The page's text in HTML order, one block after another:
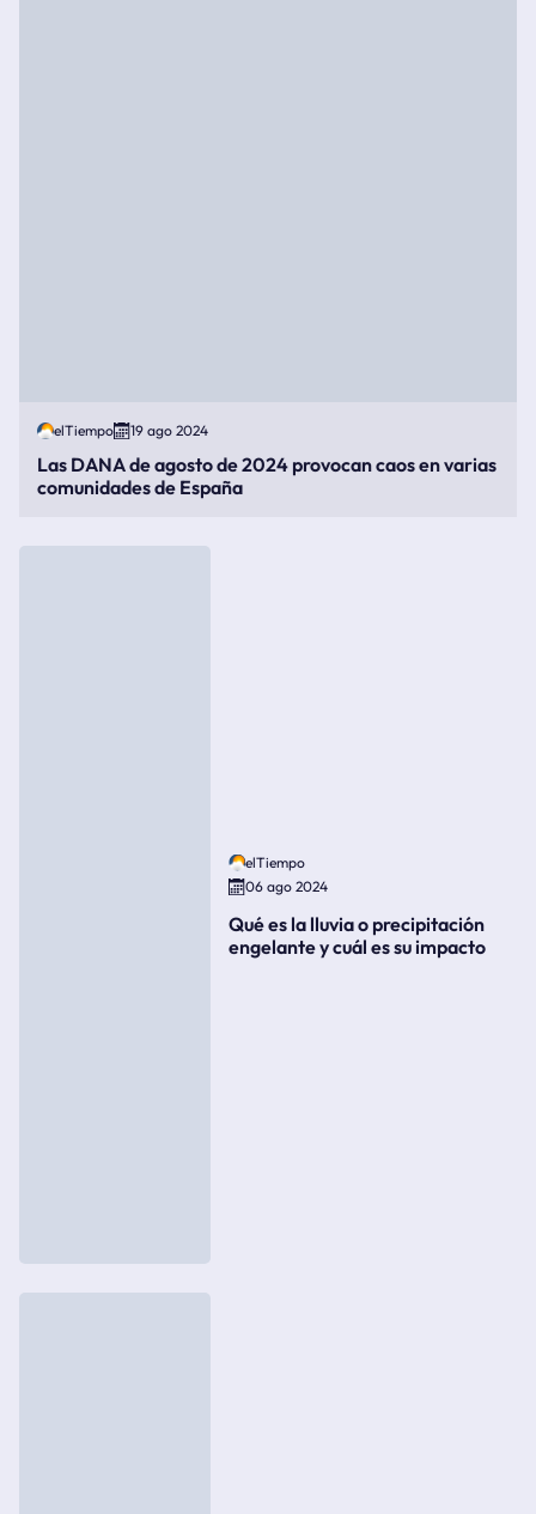
elTiempo 19 ago 2024
Las DANA de agosto de 2024 provocan caos en varias
comunidades de España
elTiempo
06 ago 2024
Qué es la lluvia o precipitación
engelante y cuál es su impacto